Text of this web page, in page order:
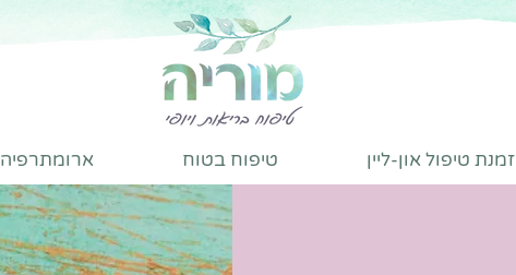
טיפול און-ליין טיפוח בטוח ארומתרפיה